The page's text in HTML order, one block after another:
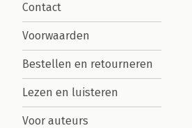
Contact
Voorwaarden
Bestellen en retourneren
Lezen en luisteren
Voor auteurs